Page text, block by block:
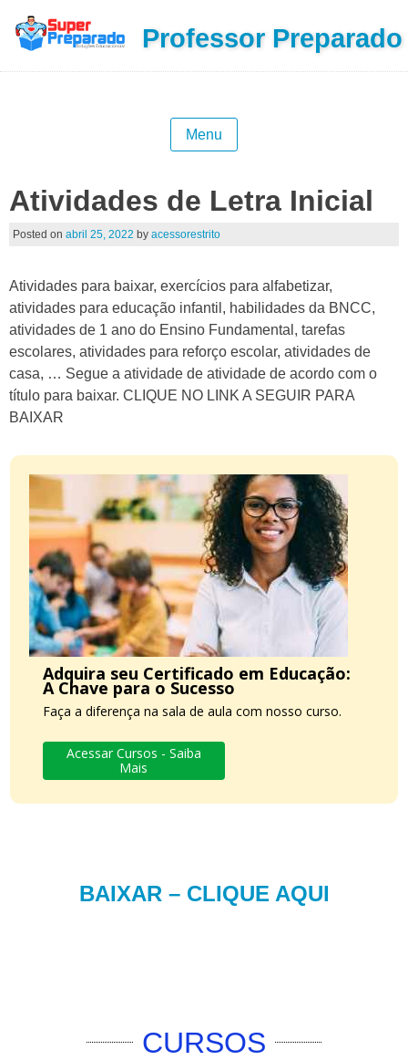
Professor Preparado
Menu
Atividades de Letra Inicial
Posted on abril 25, 2022 by acessorestrito
Atividades para baixar, exercícios para alfabetizar,
atividades para educação infantil, habilidades da BNCC,
atividades de 1 ano do Ensino Fundamental, tarefas
escolares, atividades para reforço escolar, atividades de
casa, … Segue a atividade de atividade de acordo com o
título para baixar. CLIQUE NO LINK A SEGUIR PARA
BAIXAR
Adquira seu Certificado em Educação:
A Chave para o Sucesso
Faça a diferença na sala de aula com nosso curso.
Acessar Cursos - Saiba
Mais
BAIXAR – CLIQUE AQUI
CURSOS